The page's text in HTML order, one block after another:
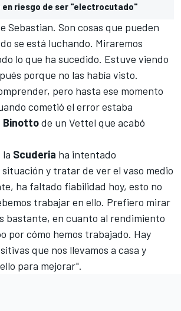
en riesgo de ser "electrocutado"
Sebastian. Son cosas que pueden
se está luchando. Miraremos
lo que ha sucedido. Estuve viendo
porque no las había visto.
pero hasta ese momento
cometió el error estaba
Binottode un Vettel que acabó
la Scuderia ha intentado
y tratar de ver el vaso medio
ha faltado fiabilidad hoy, esto no
trabajar en ello. Prefiero mirar
bastante, en cuanto al rendimiento
por cómo hemos trabajado. Hay
que nos llevamos a casa y
para mejorar".